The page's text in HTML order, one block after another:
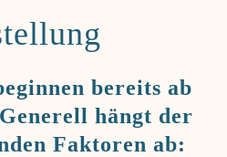
bereits ab
hängt der
Faktoren ab: